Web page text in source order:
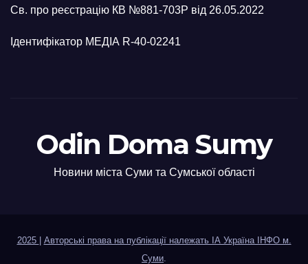
Св. про реєстрацію КВ №881-703Р від 26.05.2022
Ідентифікатор МЕДІА R-40-02241
Odin Doma Sumy
Новини міста Суми та Сумської області
2025
Авторські права на публікації належать ІА Україна ІНФО м.
Суми